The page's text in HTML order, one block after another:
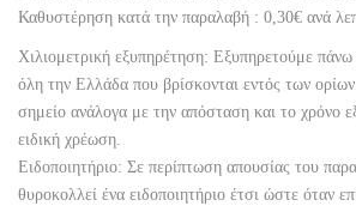
Καθυστέρηση κατά την παραλαβή : 0,30€ ανά
Χιλιομετρική εξυπηρέτηση: Εξυπηρετούμε
όλη την Ελλάδα που βρίσκονται εντός των
σημείο ανάλογα με την απόσταση και το χρόνο
ειδική χρέωση.
Ειδοποιητήριο: Σε περίπτωση απουσίας του
θυροκολλεί ένα ειδοποιητήριο έτσι ώστε όταν